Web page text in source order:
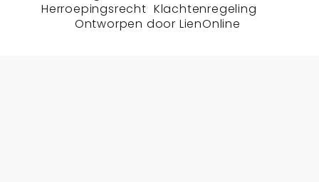
Herroepingsrecht Klachtenregeling
Ontworpen door LienOnline